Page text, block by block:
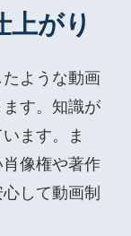
がり
ような動画
す。知識が
ます。ま
像権や著作
して動画制